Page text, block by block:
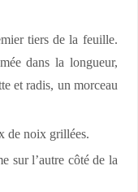
tiers de la feuille.
dans la longueur,
et radis, un morceau
de noix grillées.
sur l’autre côté de la